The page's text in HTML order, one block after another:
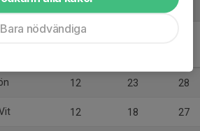
12 23 28
12 18 27
Bara nödvändiga